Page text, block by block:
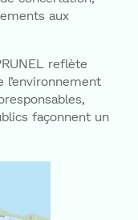
aux
reflète
l’environnement
façonnent un